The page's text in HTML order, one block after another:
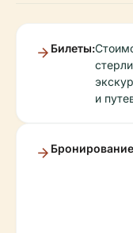
Билеты:
и